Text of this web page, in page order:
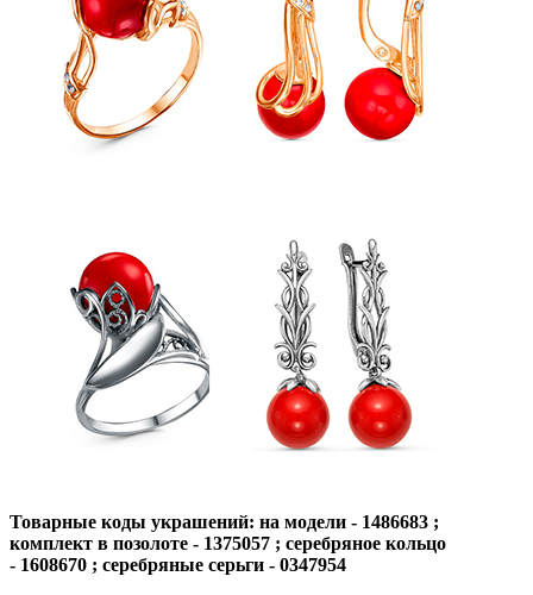
Товарные коды украшений: на модели - 1486683 ;
комплект в позолоте - 1375057 ; серебряное кольцо
- 1608670 ; серебряные серьги - 0347954